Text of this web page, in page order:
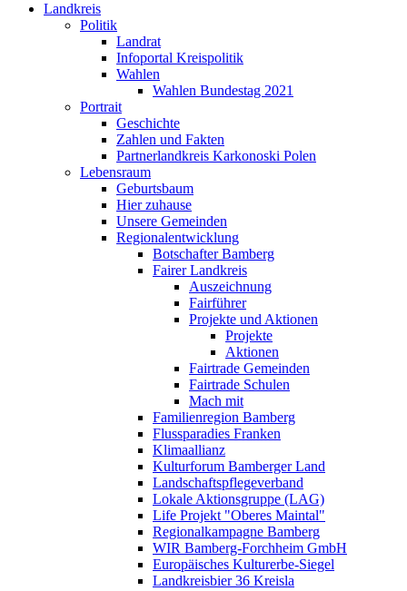
Landkreis
Politik
Landrat
Infoportal Kreispolitik
Wahlen
Wahlen Bundestag 2021
Portrait
Geschichte
Zahlen und Fakten
Partnerlandkreis Karkonoski Polen
Lebensraum
Geburtsbaum
Hier zuhause
Unsere Gemeinden
Regionalentwicklung
Botschafter Bamberg
Fairer Landkreis
Auszeichnung
Fairführer
Projekte und Aktionen
Projekte
Aktionen
Fairtrade Gemeinden
Fairtrade Schulen
Mach mit
Familienregion Bamberg
Flussparadies Franken
Klimaallianz
Kulturforum Bamberger Land
Landschaftspflegeverband
Lokale Aktionsgruppe (LAG)
Life Projekt "Oberes Maintal"
Regionalkampagne Bamberg
WIR Bamberg-Forchheim GmbH
Europäisches Kulturerbe-Siegel
Landkreisbier 36 Kreisla